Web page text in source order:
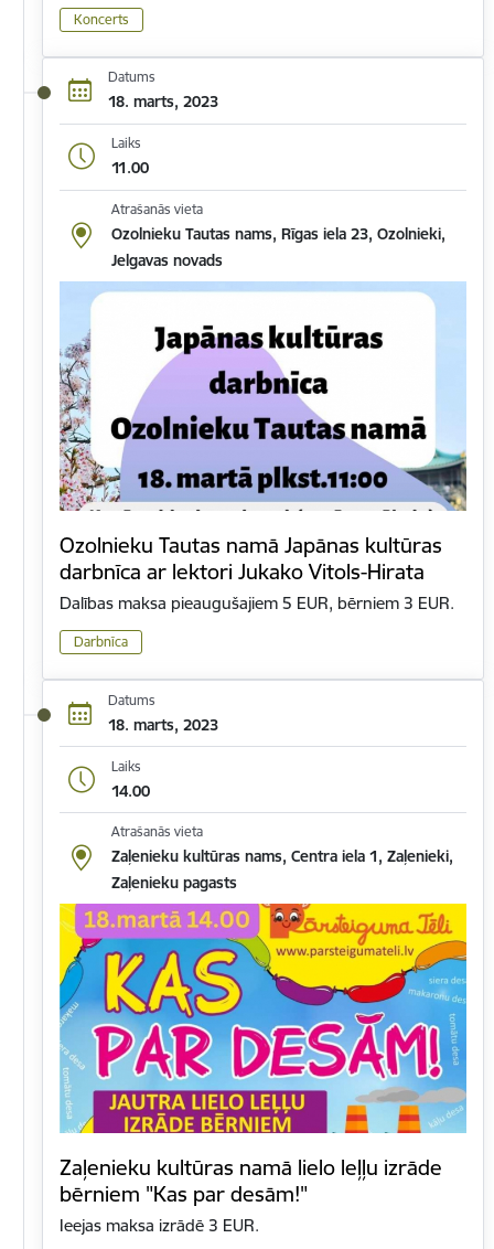
Koncerts
Datums
18. marts, 2023
Laiks
11.00
Atrašanās vieta
Ozolnieku Tautas nams, Rīgas iela 23, Ozolnieki,
Jelgavas novads
Ozolnieku Tautas namā Japānas kultūras
darbnīca ar lektori Jukako Vitols-Hirata
Dalības maksa pieaugušajiem 5 EUR, bērniem 3 EUR.
Darbnīca
Datums
18. marts, 2023
Laiks
14.00
Atrašanās vieta
Zaļenieku kultūras nams, Centra iela 1, Zaļenieki,
Zaļenieku pagasts
Zaļenieku kultūras namā lielo leļļu izrāde
bērniem "Kas par desām!"
Ieejas maksa izrādē 3 EUR.